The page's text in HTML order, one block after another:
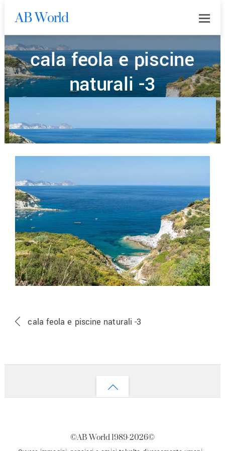
AB World
cala feola e piscine
naturali -3
cala feola e piscine naturali -3
Back
©AB World 1989-2026©